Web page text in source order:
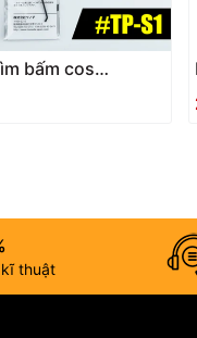
bấm cos
thuật